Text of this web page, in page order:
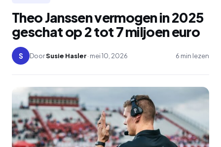
Theo Janssen vermogen in 2025
geschat op 2 tot 7 miljoen euro
S DoorSusie Hasler· mei 10, 2026 6 min lezen